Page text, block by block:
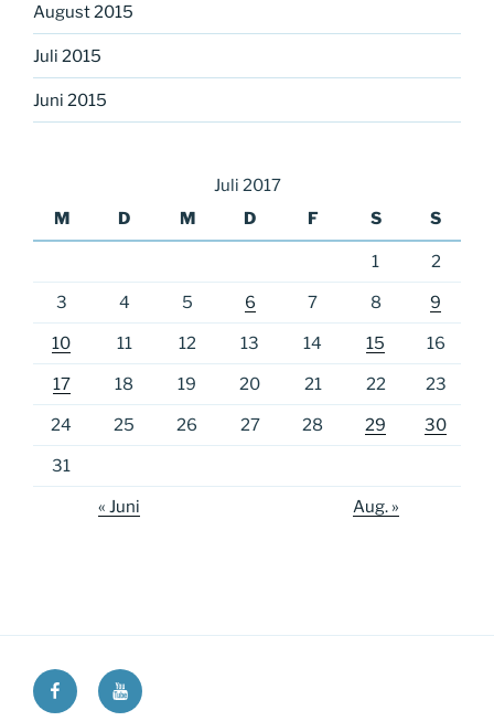
August 2015
Juli 2015
Juni 2015
Juli 2017
M
D M D F S S
1 2
3 4 5 6 7 8 9
10 11 12 13 14 15 16
17 18 19 20 21 22 23
24 25 26 27 28 29 30
31
« Juni Aug. »
Ricos
Long
Ricos
Long